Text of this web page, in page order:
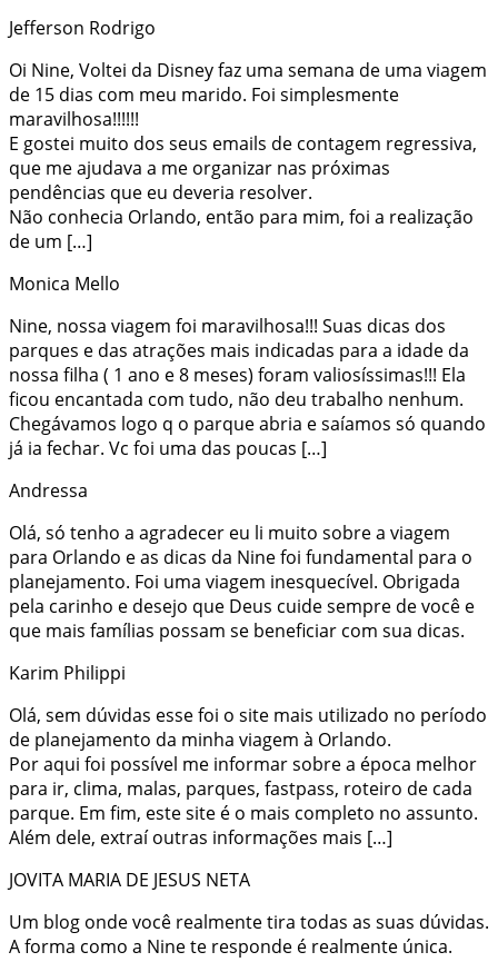
Jefferson Rodrigo
Oi Nine, Voltei da Disney faz uma semana de uma viagem
de 15 dias com meu marido. Foi simplesmente
maravilhosa!!!!!!
E gostei muito dos seus emails de contagem regressiva,
que me ajudava a me organizar nas próximas
pendências que eu deveria resolver.
Não conhecia Orlando, então para mim, foi a realização
de um […]
Monica Mello
Nine, nossa viagem foi maravilhosa!!! Suas dicas dos
parques e das atrações mais indicadas para a idade da
nossa filha ( 1 ano e 8 meses) foram valiosíssimas!!! Ela
ficou encantada com tudo, não deu trabalho nenhum.
Chegávamos logo q o parque abria e saíamos só quando
já ia fechar. Vc foi uma das poucas […]
Andressa
Olá, só tenho a agradecer eu li muito sobre a viagem
para Orlando e as dicas da Nine foi fundamental para o
planejamento. Foi uma viagem inesquecível. Obrigada
pela carinho e desejo que Deus cuide sempre de você e
que mais famílias possam se beneficiar com sua dicas.
Karim Philippi
Olá, sem dúvidas esse foi o site mais utilizado no período
de planejamento da minha viagem à Orlando.
Por aqui foi possível me informar sobre a época melhor
para ir, clima, malas, parques, fastpass, roteiro de cada
parque. Em fim, este site é o mais completo no assunto.
Além dele, extraí outras informações mais […]
JOVITA MARIA DE JESUS NETA
Um blog onde você realmente tira todas as suas dúvidas.
A forma como a Nine te responde é realmente única.